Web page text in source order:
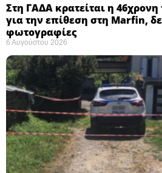
Στη ΓΑΔΑ κρατείται η
για την επίθεση στη Marfin,
φωτογραφίες
6 Αυγούστου 2026